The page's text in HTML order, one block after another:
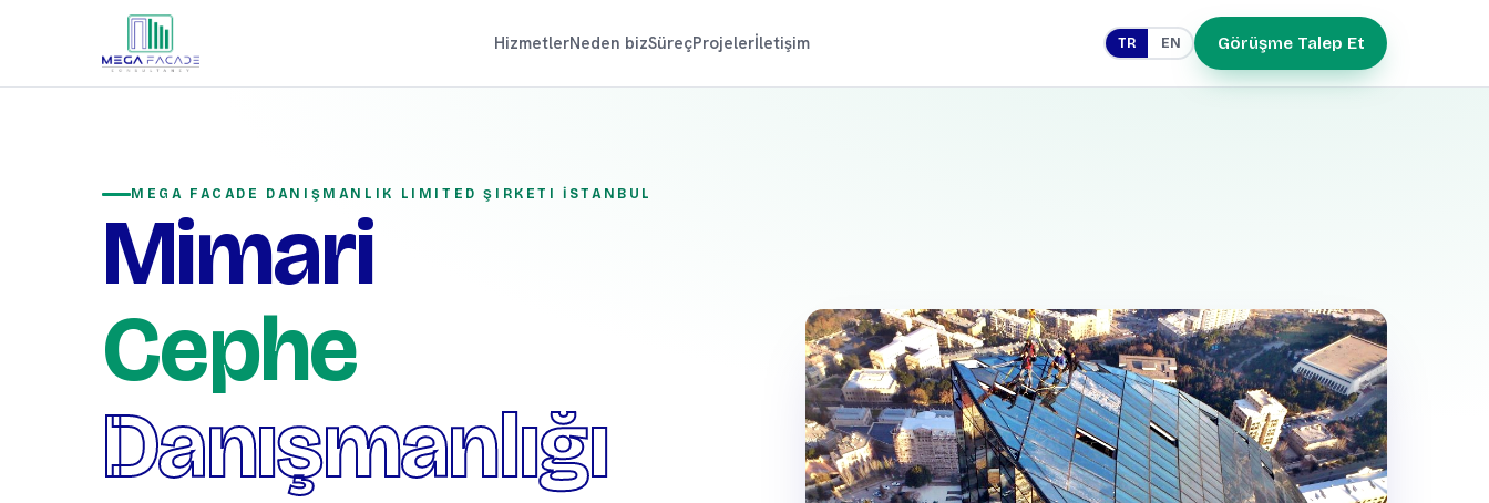
HizmetlerNeden bizSüreçProjelerİletişim TR EN Görüşme Talep Et
MEGA FACADE DANIŞMANLIK LIMITED ŞIRKETI İSTANBUL
Mimari
Cephe
Danışmanlığı